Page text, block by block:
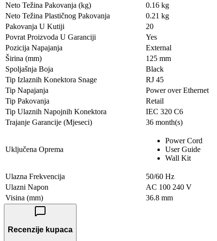
Neto Težina Pakovanja (kg)
0.16 kg
Neto Težina Plastičnog Pakovanja
0.21 kg
Pakovanja U Kutiji
20
Povrat Proizvoda U Garanciji
Yes
Pozicija Napajanja
External
Širina (mm)
125 mm
Spoljašnja Boja
Black
Tip Izlaznih Konektora Snage
RJ 45
Tip Napajanja
Power over Ethernet
Tip Pakovanja
Retail
Tip Ulaznih Napojnih Konektora
IEC 320 C6
Trajanje Garancije (Mjeseci)
36 month(s)
Uključena Oprema
Power Cord
User Guide
Wall Kit
Ulazna Frekvencija
50/60 Hz
Ulazni Napon
AC 100 240 V
Visina (mm)
36.8 mm
Recenzije kupaca